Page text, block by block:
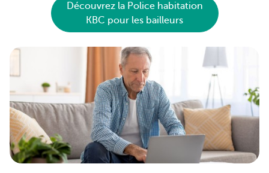
Découvrez la Police habitation
KBC pour les bailleurs